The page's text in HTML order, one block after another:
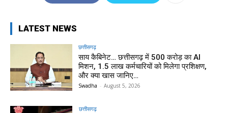
LATEST NEWS
छत्तीसगढ़
साय कैबिनेट… छत्तीसगढ़ में 500 करोड़ का AI
मिशन, 1.5 लाख कर्मचारियों को मिलेगा प्रशिक्षण,
और क्या खास जानिए…
Swadha - August 5, 2026
छत्तीसगढ़